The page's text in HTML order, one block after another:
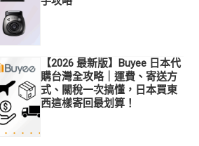
【2026 最新版】Buyee 日本代
購台灣全攻略｜運費、寄送方
式、關稅一次搞懂，日本買東
西這樣寄回最划算！